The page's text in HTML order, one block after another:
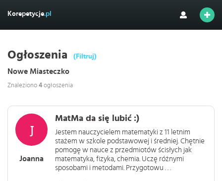
Korepetycje.pl
Ogłoszenia (Filtruj)
Nowe Miasteczko
Znaleziono 4 ogłoszenia
Joanna
MatMa da się lubić :)
Jestem nauczycielem matematyki z 11 letnim
stażem w szkole podstawowej i średniej. Chętnie
pomogę w nauce z przedmiotów ścisłych jak
matematyka, fizyka, chemia. Uczę różnymi
sposobami i metodami. Przygotowu . . .